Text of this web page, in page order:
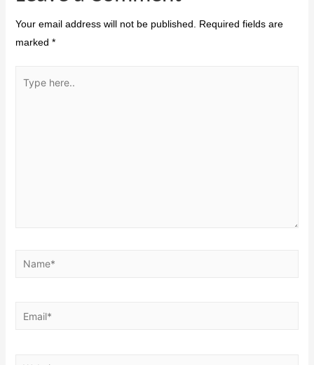
Your email address will not be published.
Required fields are
marked *